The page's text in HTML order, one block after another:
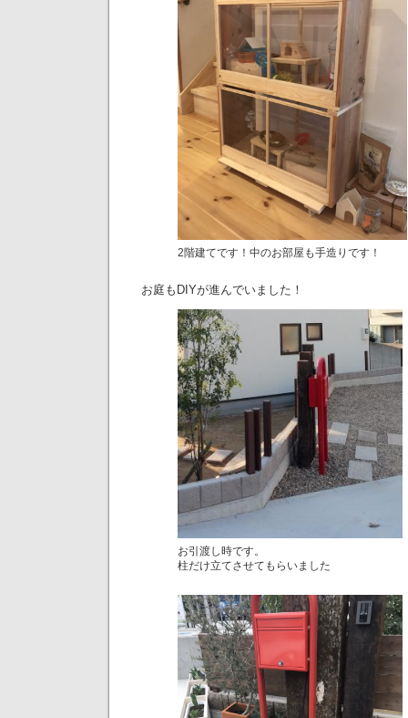
2階建てです！中のお部屋も手造りです！
お庭もDIYが進んでいました！
お引渡し時です。
柱だけ立てさせてもらいました